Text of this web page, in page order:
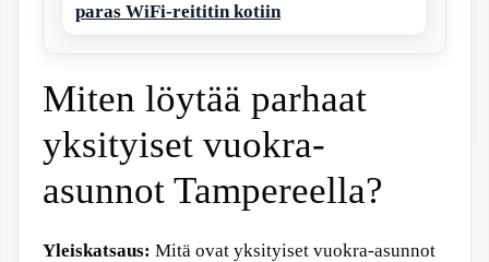
paras WiFi-reititin kotiin
Miten löytää parhaat
yksityiset vuokra-
asunnot Tampereella?
Yleiskatsaus: Mitä ovat yksityiset vuokra-asunnot